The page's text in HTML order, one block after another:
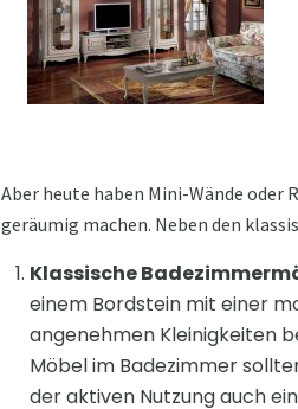
Aber heute haben Mini-Wände oder
geräumig machen. Neben den
Klassische
einem Bordstein mit einer
angenehmen Kleinigkeiten
Möbel im Badezimmer
der aktiven Nutzung auch